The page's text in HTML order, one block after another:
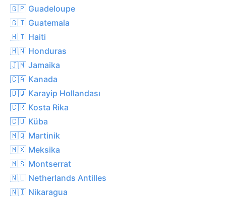
🇬🇵 Guadeloupe
🇬🇹 Guatemala
🇭🇹 Haiti
🇭🇳 Honduras
🇯🇲 Jamaika
🇨🇦 Kanada
🇧🇶 Karayip Hollandası
🇨🇷 Kosta Rika
🇨🇺 Küba
🇲🇶 Martinik
🇲🇽 Meksika
🇲🇸 Montserrat
🇳🇱 Netherlands Antilles
🇳🇮 Nikaragua